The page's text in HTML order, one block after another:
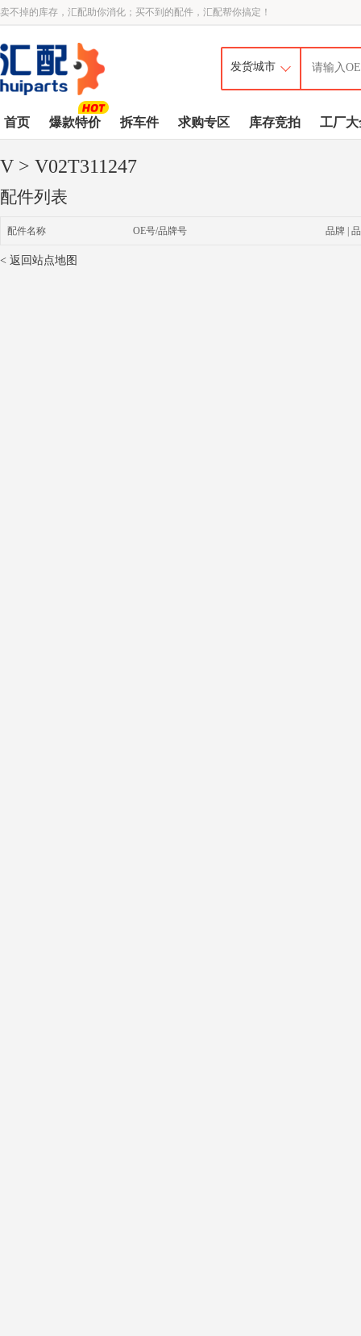
卖不掉的库存，汇配助你消化；买不到的配件，汇配帮你搞定！
首页 爆款特价 拆车件 求购专区 库存竞拍 工厂大
V > V02T311247
配件列表
配件名称 OE号/品牌号 品牌 |
< 返回站点地图